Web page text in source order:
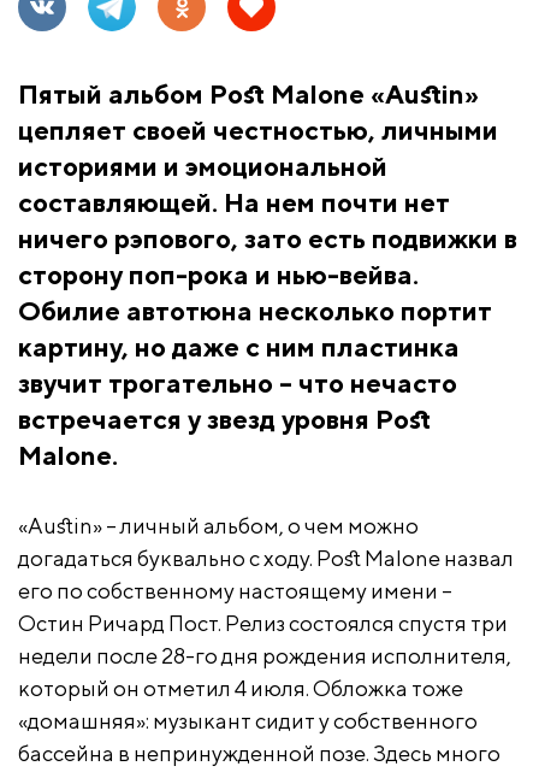
Пятый альбом Post Malone «Austin»
цепляет своей честностью, личными
историями и эмоциональной
составляющей. На нем почти нет
ничего рэпового, зато есть подвижки в
сторону поп-рока и нью-вейва.
Обилие автотюна несколько портит
картину, но даже с ним пластинка
звучит трогательно – что нечасто
встречается у звезд уровня Post
Malone.
«Austin» – личный альбом, о чем можно
догадаться буквально с ходу. Post Malone назвал
его по собственному настоящему имени –
Остин Ричард Пост. Релиз состоялся спустя три
недели после 28-го дня рождения исполнителя,
который он отметил 4 июля. Обложка тоже
«домашняя»: музыкант сидит у собственного
бассейна в непринужденной позе. Здесь много